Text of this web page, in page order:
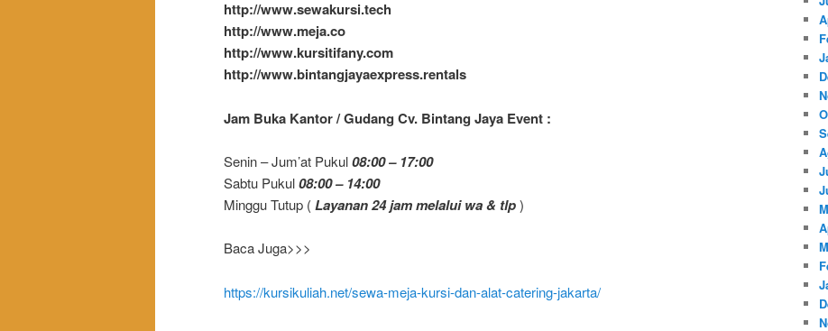
http://www.sewakursi.tech
http://www.meja.co
http://www.kursitifany.com
http://www.bintangjayaexpress.rentals
Jam Buka Kantor / Gudang Cv. Bintang Jaya Event :
Senin – Jum’at Pukul08:00 – 17:00
Sabtu Pukul08:00 – 14:00
Minggu Tutup (Layanan 24 jam melalui wa & tlp)
Baca Juga>>>
https://kursikuliah.net/sewa-meja-kursi-dan-alat-catering-jakarta/